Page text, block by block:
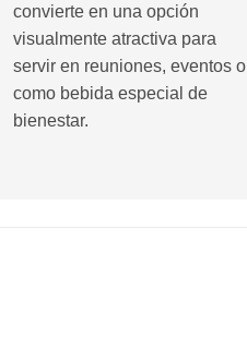
convierte en una opción
visualmente atractiva para
servir en reuniones, eventos o
como bebida especial de
bienestar.